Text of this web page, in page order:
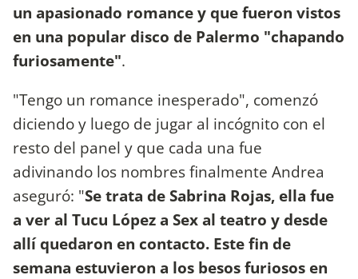
un apasionado romance y que fueron vistos
en una popular disco de Palermo "chapando
furiosamente".
"Tengo un romance inesperado", comenzó
diciendo y luego de jugar al incógnito con el
resto del panel y que cada una fue
adivinando los nombres finalmente Andrea
aseguró: "Se trata de Sabrina Rojas, ella fue
a ver al Tucu López a Sex al teatro y desde
allí quedaron en contacto. Este fin de
semana estuvieron a los besos furiosos en